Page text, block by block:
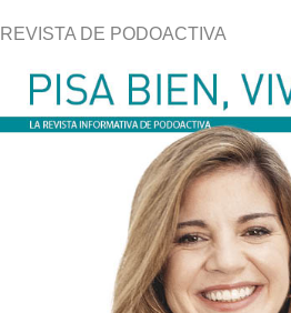
REVISTA DE PODOACTIVA